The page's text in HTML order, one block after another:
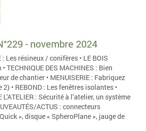
- novembre 2024
: Les résineux / conifères • LE BOIS
TECHNIQUE DES MACHINES : Bien
de chantier • MENUISERIE : Fabriquez
• REBOND : Les fenêtres isolantes •
L’ATELIER : Sécurité à l’atelier, un système
ACTUS : connecteurs
», disque « SpheroPlane », jauge de